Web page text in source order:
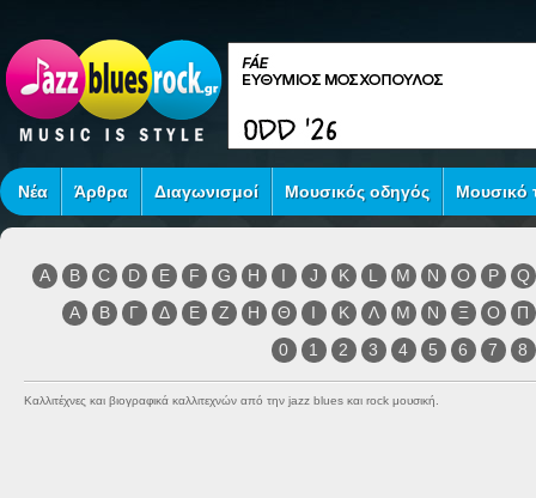
Νέα Άρθρα Διαγωνισμοί Μουσικός οδηγός Μουσικό
A B C D E F G H I J K L M N O P
Q
Α
Β Γ Δ Ε Ζ Η Θ Ι Κ Λ Μ Ν Ξ Ο
Π
0
1 2 3 4 5 6 7 8
Καλλιτέχνες και βιογραφικά καλλιτεχνών από την jazz blues και rock μουσική.